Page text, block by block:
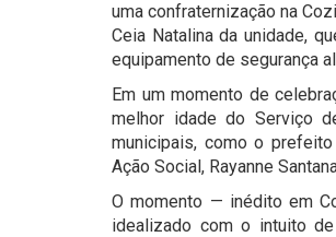
uma confraternização na
Ceia Natalina da unidade,
equipamento de segurança
Em um momento de
melhor idade do Serviço
municipais, como o prefeito
Ação Social, Rayanne
O momento — inédito em
idealizado com o intuito